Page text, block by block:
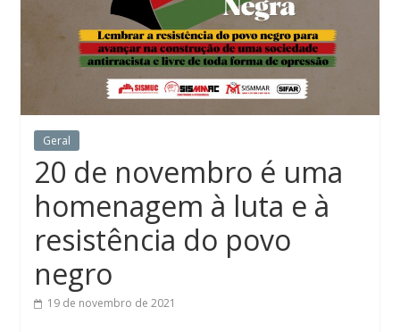
Geral
20 de novembro é uma
homenagem à luta e à
resistência do povo
negro
19 de novembro de 2021